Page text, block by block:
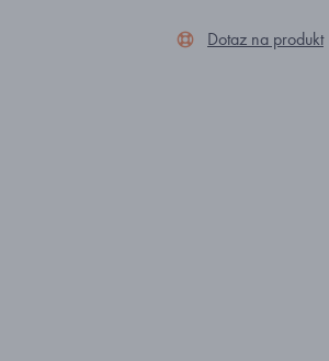
Dotaz na produkt